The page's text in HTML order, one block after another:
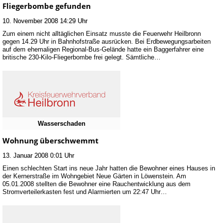
Fliegerbombe gefunden
10. November 2008 14:29 Uhr
Zum einem nicht alltäglichen Einsatz musste die Feuerwehr Heilbronn
gegen 14.29 Uhr in Bahnhofstraße ausrücken. Bei Erdbewegungsarbeiten
auf dem ehemaligen Regional-Bus-Gelände hatte ein Baggerfahrer eine
britische 230-Kilo-Fliegerbombe frei gelegt. Sämtliche…
Wasserschaden
Wohnung überschwemmt
13. Januar 2008 0:01 Uhr
Einen schlechten Start ins neue Jahr hatten die Bewohner eines Hauses in
der Kernerstraße im Wohngebiet Neue Gärten in Löwenstein. Am
05.01.2008 stellten die Bewohner eine Rauchentwicklung aus dem
Stromverteilerkasten fest und Alarmierten um 22:47 Uhr…